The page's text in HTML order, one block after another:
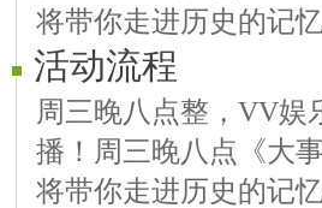
将带你走进历史的记
活动流程
周三晚八点整，VV娱
播！周三晚八点《大
将带你走进历史的记